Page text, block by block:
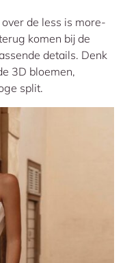
de less is more-
komen bij de
details. Denk
3D bloemen,
split.